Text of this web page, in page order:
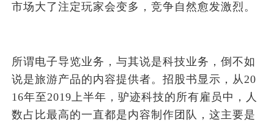
市场大了注定玩家会变多，竞争自然愈发激烈。
所谓电子导览业务，与其说是科技业务，倒不如
说是旅游产品的内容提供者。招股书显示，从20
16年至2019上半年，驴迹科技的所有雇员中，人
数占比最高的一直都是内容制作团队，这主要是